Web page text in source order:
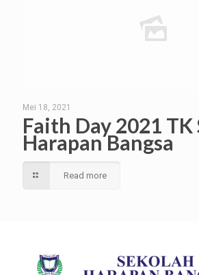
Mei 18, 2021
Faith Day 2021 TK
Harapan Bangsa
Read more